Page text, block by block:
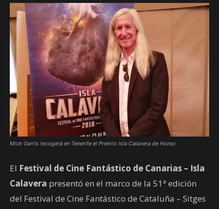
Mick Garris recogerá en Tenerife el Premio Isla Calavera de Honor.
El Festival de Cine Fantástico de Canarias – Isla
Calavera presentó en el marco de la 51ª edición
del Festival de Cine Fantástico de Cataluña – Sitges